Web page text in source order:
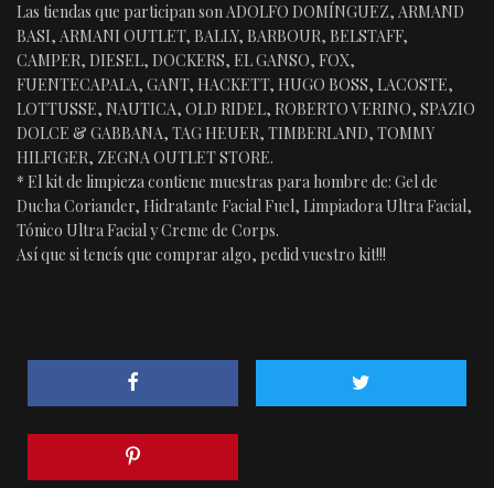
Las tiendas que participan son ADOLFO DOMÍNGUEZ, ARMAND
BASI, ARMANI OUTLET, BALLY, BARBOUR, BELSTAFF,
CAMPER, DIESEL, DOCKERS, EL GANSO, FOX,
FUENTECAPALA, GANT, HACKETT, HUGO BOSS, LACOSTE,
LOTTUSSE, NAUTICA, OLD RIDEL, ROBERTO VERINO, SPAZIO
DOLCE & GABBANA, TAG HEUER, TIMBERLAND, TOMMY
HILFIGER, ZEGNA OUTLET STORE.
* El kit de limpieza contiene muestras para hombre de: Gel de
Ducha Coriander, Hidratante Facial Fuel, Limpiadora Ultra Facial,
Tónico Ultra Facial y Creme de Corps.
Así que si teneís que comprar algo, pedid vuestro kit!!!